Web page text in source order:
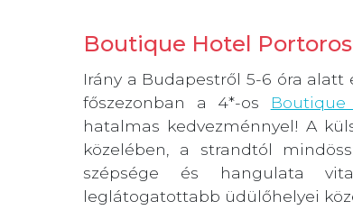
Boutique Hotel
Irány a Budapestről 5-6 óra
főszezonban a 4*-os
hatalmas kedvezménnyel! A
közelében, a strandtól
szépsége és hangulata
leglátogatottabb üdülőhelyei